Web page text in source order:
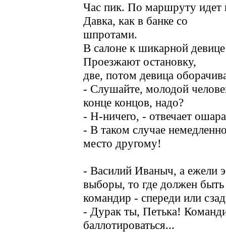
Час пик. По маршруту идет
Давка, как в банке со
шпротами.
В салоне к шикарной
Проезжают остановку,
две, потом девица
- Слушайте, молодой
конце концов, надо?
- Н-ничего, - отвечает
- В таком случае
место другому!
- Василий Иваныч, а ежели
выборы, то где должен быть
командир - спереди или
- Дурак ты, Петька!
баллотироваться...